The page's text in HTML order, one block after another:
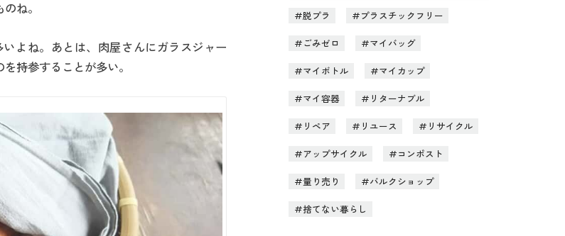
ね。
よね。あとは、肉屋さんにガラスジャー
持参することが多い。
脱プラ プラスチックフリー
ごみゼロ マイバッグ
マイボトル マイカップ
マイ容器 リターナブル
リペア リユース リサイクル
アップサイクル コンポスト
量り売り バルクショップ
捨てない暮らし